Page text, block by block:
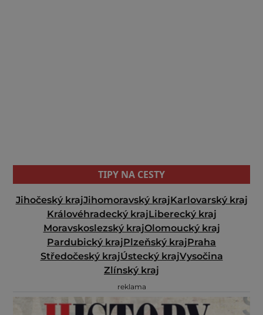
TIPY NA CESTY
Jihočeský krajJihomoravský krajKarlovarský kraj
Královéhradecký krajLiberecký kraj
Moravskoslezský krajOlomoucký kraj
Pardubický krajPlzeňský krajPraha
Středočeský krajÚstecký krajVysočina
Zlínský kraj
reklama